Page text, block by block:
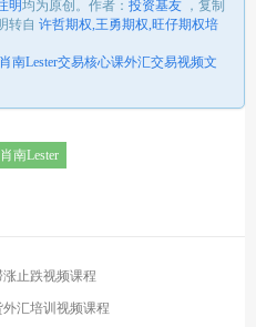
明均为原创。 作者： 投资基友 ， 复制
转自 许哲期权,王勇期权,旺仔期权培
南Lester交易核心课外汇交易视频文
南Lester
止跌视频课程
汇培训视频课程